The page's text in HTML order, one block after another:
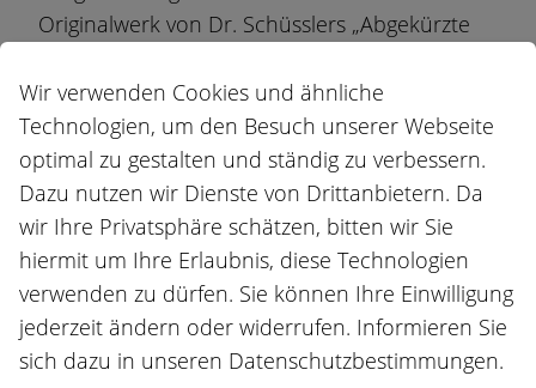
Originalwerk von Dr. Schüsslers „Abgekürzte
Repertorium von Wilhelm Scharff.
Wir haben beide Bände zusammengefasst und
das zusammengeführt, was seit fast einem
Jahrhundert auch zusammengehört – zu
einem Biochemischen Klassiker!
Das vorliegende Werk von W. Scharff wurde
umfangreich überarbeitet, und zwar mit
folgenden Änderungen:
Wir verwenden Cookies und ähnliche
Technologien, um den Besuch unserer Webseite
optimal zu gestalten und ständig zu verbessern.
Dazu nutzen wir Dienste von Drittanbietern. Da
wir Ihre Privatsphäre schätzen, bitten wir Sie
hiermit um Ihre Erlaubnis, diese Technologien
verwenden zu dürfen. Sie können Ihre Einwilligung
jederzeit ändern oder widerrufen. Informieren Sie
sich dazu in unseren Datenschutzbestimmungen.